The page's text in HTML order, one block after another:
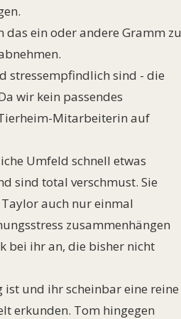
ein oder andere Gramm zu
stressempfindlich sind - die
wir kein passendes
Mitarbeiterin auf
Umfeld schnell etwas
sind total verschmust. Sie
auch nur einmal
zusammenhängen
bei ihr an, die bisher nicht
ist und ihr scheinbar eine reine
erkunden. Tom hingegen